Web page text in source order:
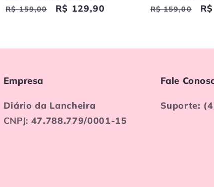
Preço
R$ 159,00
Preço
R$ 129,90
Preço
R$ 159,00
Empresa
Diário da Lancheira
CNPJ: 47.788.779/0001-15
Fale
Suporte: